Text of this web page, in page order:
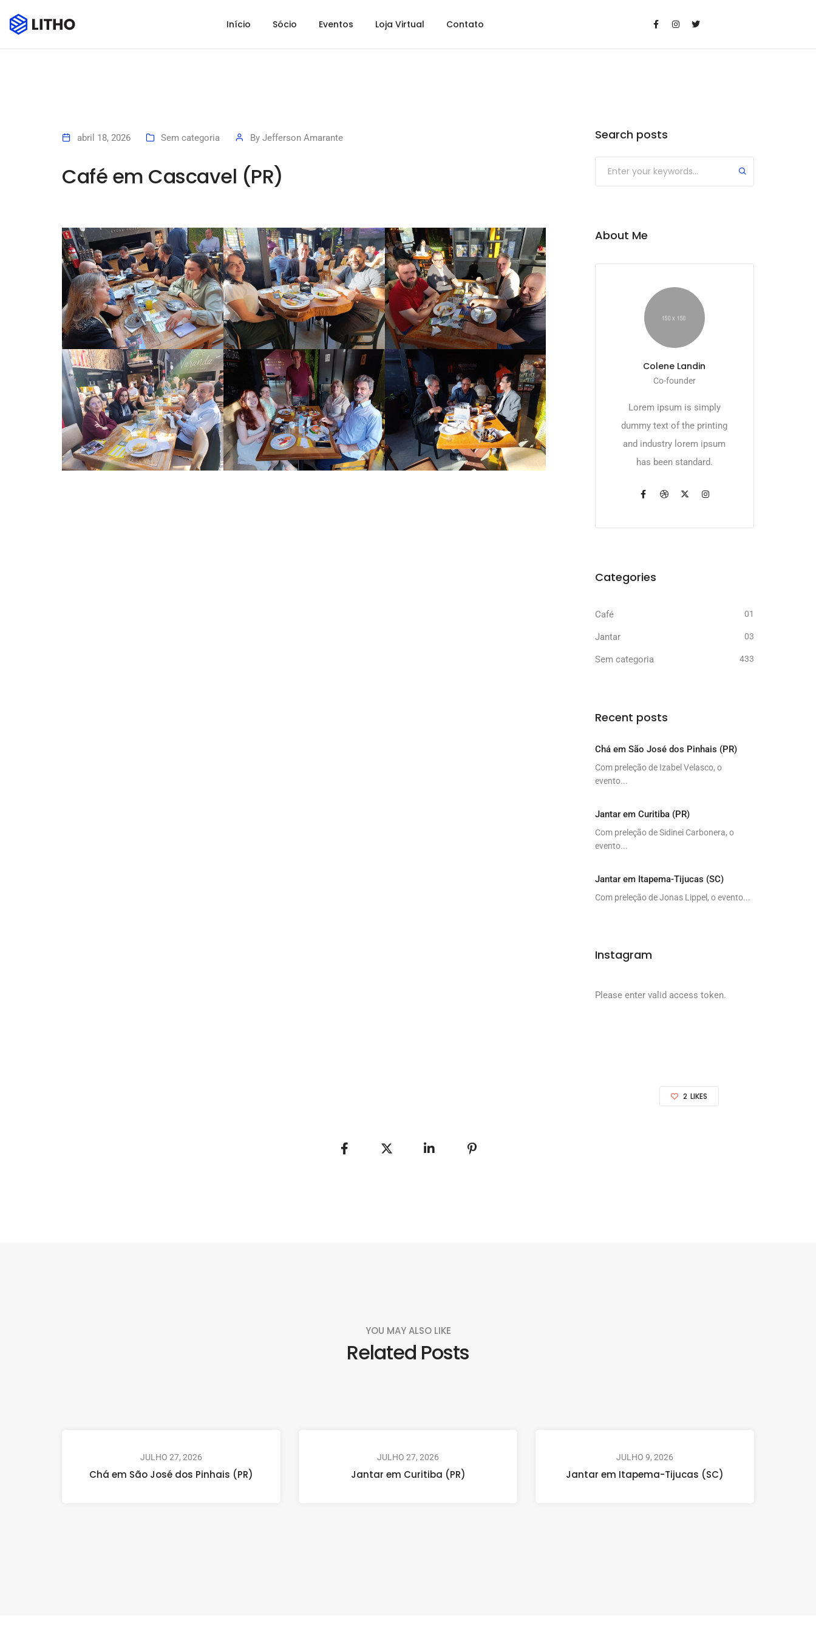
Início Sócio Eventos Loja Virtual Contato
abril 18, 2026 Sem categoria By Jefferson Amarante
Café em Cascavel (PR)
Search posts
Submit
About Me
Colene Landin
Co-founder
Lorem ipsum is simply
dummy text of the printing
and industry lorem ipsum
has been standard.
Categories
Café 01
Jantar 03
Sem categoria 433
Recent posts
Chá em São José dos Pinhais (PR)
Com preleção de Izabel Velasco, o
evento...
Jantar em Curitiba (PR)
Com preleção de Sidinei Carbonera, o
evento...
Jantar em Itapema-Tijucas (SC)
Com preleção de Jonas Lippel, o evento...
Instagram
Please enter valid access token.
2 LIKES
YOU MAY ALSO LIKE
Related Posts
JULHO 27, 2026
Chá em São José dos Pinhais (PR)
JULHO 27, 2026
Jantar em Curitiba (PR)
JULHO 9, 2026
Jantar em Itapema-Tijucas (SC)